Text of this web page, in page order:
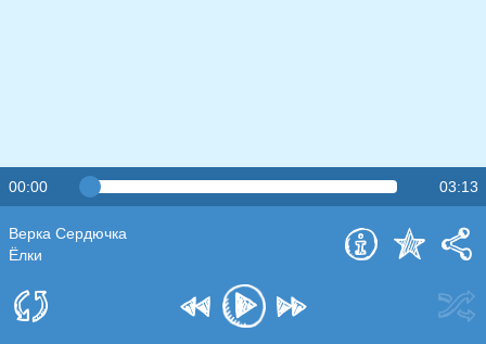
00:00 03:13
Верка Сердючка
Ёлки